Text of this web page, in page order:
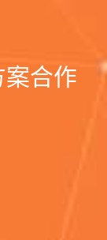
合作